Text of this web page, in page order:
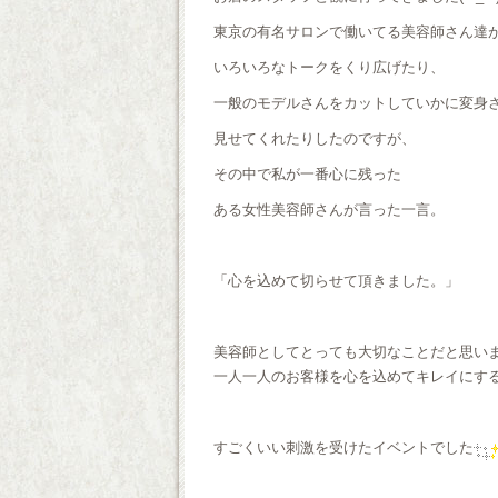
東京の有名サロンで働いてる美容師さん達
いろいろなトークをくり広げたり、
一般のモデルさんをカットしていかに変身
見せてくれたりしたのですが、
その中で私が一番心に残った
ある女性美容師さんが言った一言。
「心を込めて切らせて頂きました。」
美容師としてとっても大切なことだと思いま
一人一人のお客様を心を込めてキレイにする
すごくいい刺激を受けたイベントでした